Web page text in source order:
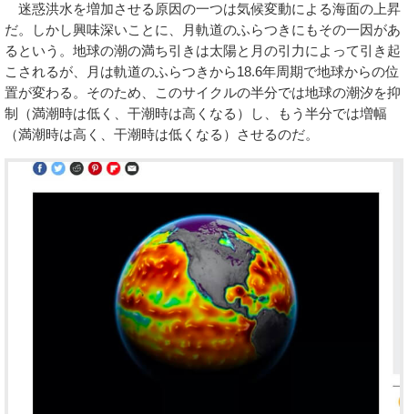
迷惑洪水を増加させる原因の一つは気候変動による海面の上昇
だ。しかし興味深いことに、月軌道のふらつきにもその一因があ
るという。地球の潮の満ち引きは太陽と月の引力によって引き起
こされるが、月は軌道のふらつきから18.6年周期で地球からの位
置が変わる。そのため、このサイクルの半分では地球の潮汐を抑
制（満潮時は低く、干潮時は高くなる）し、もう半分では増幅
（満潮時は高く、干潮時は低くなる）させるのだ。